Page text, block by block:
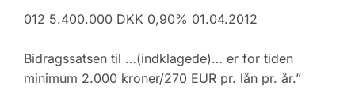
012 5.400.000 DKK 0,90% 01.04.2012
Bidragssatsen til …(indklagede)… er for tiden
minimum 2.000 kroner/270 EUR pr. lån pr. år.”